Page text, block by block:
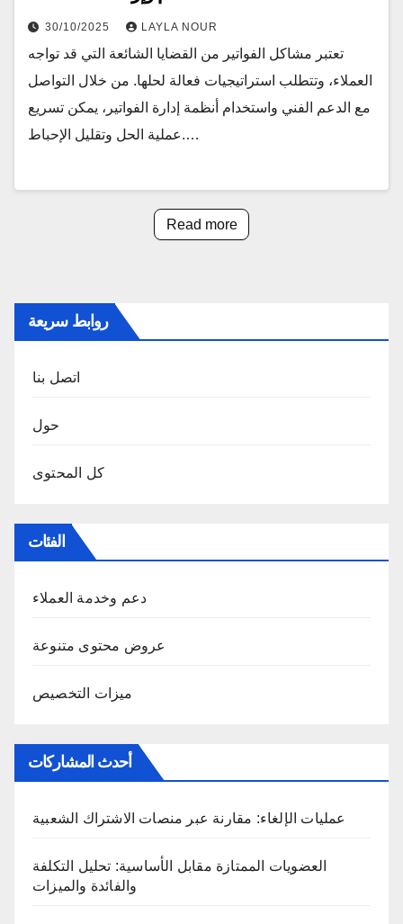
30/10/2025 LAYLA NOUR
تعتبر مشاكل الفواتير من القضايا الشائعة التي قد تواجه
العملاء، وتتطلب استراتيجيات فعالة لحلها. من خلال التواصل
مع الدعم الفني واستخدام أنظمة إدارة الفواتير، يمكن تسريع
عملية الحل وتقليل الإحباط.…
Read more
روابط سريعة
اتصل بنا
حول
كل المحتوى
الفئات
دعم وخدمة العملاء
عروض محتوى متنوعة
ميزات التخصيص
أحدث المشاركات
عمليات الإلغاء: مقارنة عبر منصات الاشتراك الشعبية
العضويات الممتازة مقابل الأساسية: تحليل التكلفة
والفائدة والميزات